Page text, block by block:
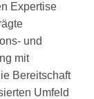
Expertise
und
mit
Bereitschaft
Umfeld